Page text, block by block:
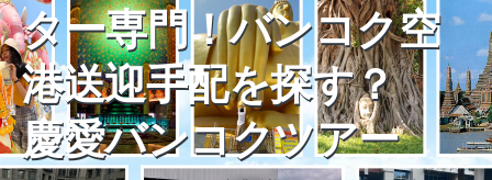
ター専門！バンコク空
港送迎手配を探す？
慶愛バンコクツアー